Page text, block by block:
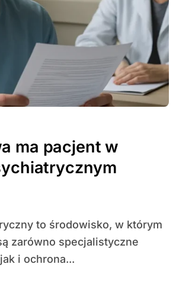
ma pacjent w
zarówno specjalistyczne
i ochrona...